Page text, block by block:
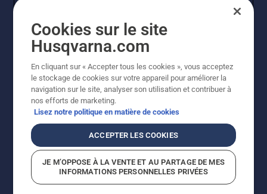
© Husqvarna AB (publ). Tous droits réservés. Les prix
indiqués sont des prix de vente conseillés. Tous les prix
indiqués sont des prix de vente recommandés (TVA
incluse), sauf si le produit est disponible pour un achat
direct.
Politique relative aux cookiesConditions d'utilisation
Signalement de violations présumées
Cookies sur le site
Husqvarna.com
En cliquant sur « Accepter tous les cookies », vous acceptez
le stockage de cookies sur votre appareil pour améliorer la
navigation sur le site, analyser son utilisation et contribuer à
nos efforts de marketing.
Lisez notre politique en matière de cookies
ACCEPTER LES COOKIES
JE M’OPPOSE À LA VENTE ET AU PARTAGE DE MES
INFORMATIONS PERSONNELLES PRIVÉES